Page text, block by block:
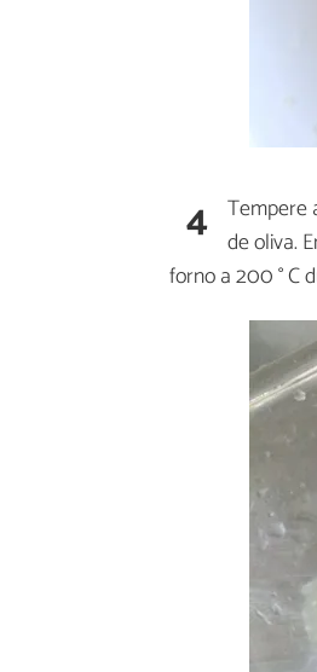
4 Tempere
de oliva.
forno a 200 ° C